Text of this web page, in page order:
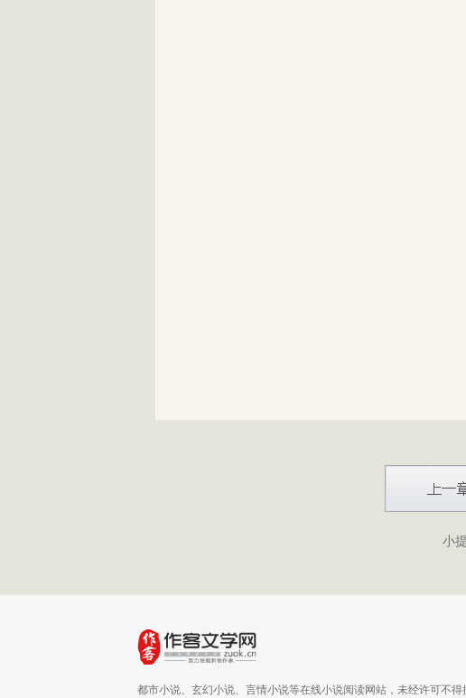
小
都市小说、玄幻小说、言情小说等在线小说阅读网站，未经许可不得